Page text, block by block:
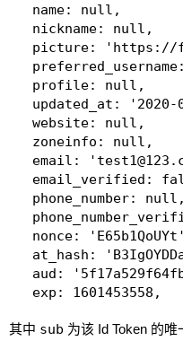
  name: null,
  nickname: null,
picture:
  profile: null,
updated_at: '2020-
  website: null,
  zoneinfo: null,
email:
email_verified:
  phone_number: null,
nonce:
at_hash:
aud:
  exp: 1601453558,
iss: 'https://
其中 sub 为该 Id Token 的唯